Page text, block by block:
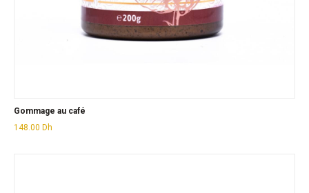
Gommage au café
148.00 Dh